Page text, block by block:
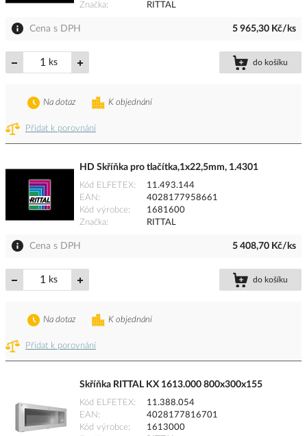
Značka
RITTAL
Cena s DPH 5 965,30 Kč/ks
ks do košíku
Přidat k porovnání
K objednání
Na dotaz
HD Skříňka pro tlačítka,1x22,5mm, 1.4301
Kód ELFETEX
11.493.144
EAN
4028177958661
Kód výrobce
1681600
Značka
RITTAL
Cena s DPH 5 408,70 Kč/ks
ks do košíku
Přidat k porovnání
K objednání
Na dotaz
Skříňka RITTAL KX 1613.000 800x300x155
Kód ELFETEX
11.388.054
EAN
4028177816701
Kód výrobce
1613000